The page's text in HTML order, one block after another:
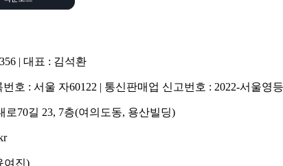
| 대표 : 김석환
호 : 서울 자60122 | 통신판매업 신고번호 : 2022-서울영등
70길 23, 7층(여의도동, 용산빌딩)
여진)